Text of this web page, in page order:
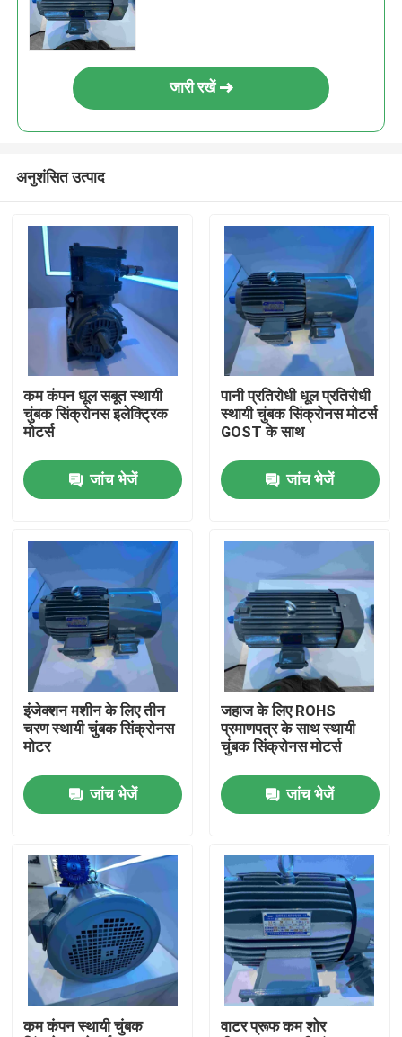
उत्पादों
वीडियो
हमारे बारे में
कारखाना भ्रमण
गुणवत्ता नियंत्रण
संपर्क करें
एक उद्धरण का अनुरोध करें
उच्च दक्षता वाली इलेक्ट्रिक मोटर
सिंगल फेज इलेक्ट्रिक मोटर्स
जारी रखें
अनुशंसित उत्पाद
कम कंपन धूल सबूत स्थायी
चुंबक सिंक्रोनस इलेक्ट्रिक
मोटर्स
जांच भेजें
पानी प्रतिरोधी धूल प्रतिरोधी
स्थायी चुंबक सिंक्रोनस मोटर्स
GOST के साथ
जांच भेजें
इंजेक्शन मशीन के लिए तीन
चरण स्थायी चुंबक सिंक्रोनस
मोटर
जांच भेजें
जहाज के लिए ROHS
प्रमाणपत्र के साथ स्थायी
चुंबक सिंक्रोनस मोटर्स
जांच भेजें
कम कंपन स्थायी चुंबक
वाटर प्रूफ कम शोर